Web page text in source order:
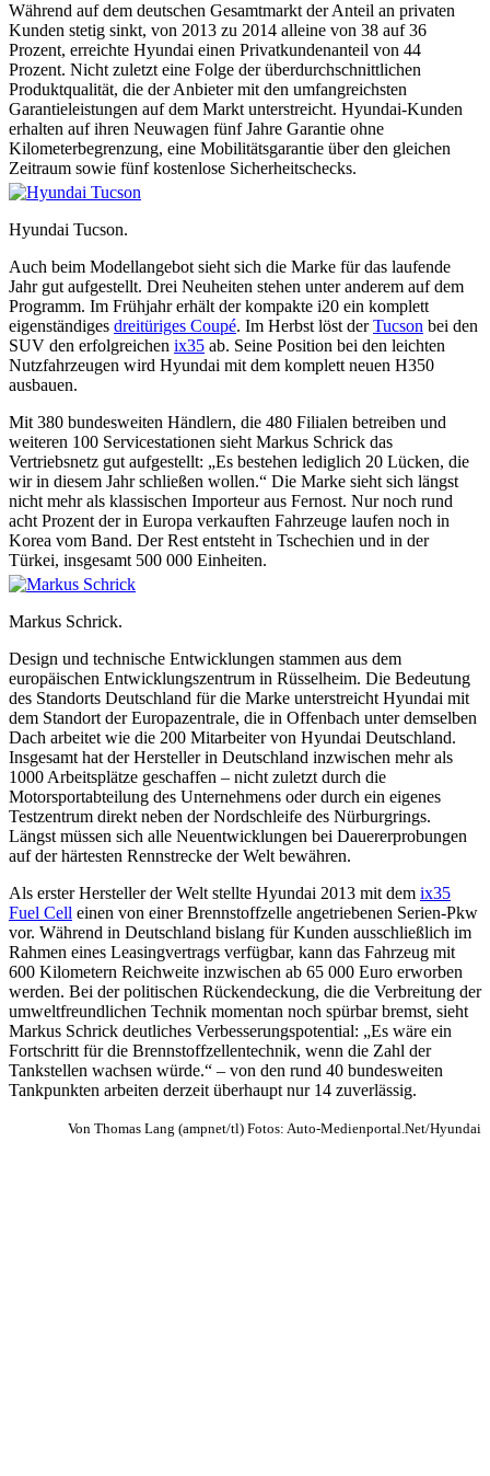
Während auf dem deutschen Gesamtmarkt der Anteil an privaten
Kunden stetig sinkt, von 2013 zu 2014 alleine von 38 auf 36
Prozent, erreichte Hyundai einen Privatkundenanteil von 44
Prozent. Nicht zuletzt eine Folge der überdurchschnittlichen
Produktqualität, die der Anbieter mit den umfangreichsten
Garantieleistungen auf dem Markt unterstreicht. Hyundai-Kunden
erhalten auf ihren Neuwagen fünf Jahre Garantie ohne
Kilometerbegrenzung, eine Mobilitätsgarantie über den gleichen
Zeitraum sowie fünf kostenlose Sicherheitschecks.
Hyundai Tucson.
Auch beim Modellangebot sieht sich die Marke für das laufende
Jahr gut aufgestellt. Drei Neuheiten stehen unter anderem auf dem
Programm. Im Frühjahr erhält der kompakte i20 ein komplett
eigenständiges dreitüriges Coupé. Im Herbst löst derTucson bei den
SUV den erfolgreichen ix35 ab. Seine Position bei den leichten
Nutzfahrzeugen wird Hyundai mit dem komplett neuen H350
ausbauen.
Mit 380 bundesweiten Händlern, die 480 Filialen betreiben und
weiteren 100 Servicestationen sieht Markus Schrick das
Vertriebsnetz gut aufgestellt: „Es bestehen lediglich 20 Lücken, die
wir in diesem Jahr schließen wollen.“ Die Marke sieht sich längst
nicht mehr als klassischen Importeur aus Fernost. Nur noch rund
acht Prozent der in Europa verkauften Fahrzeuge laufen noch in
Korea vom Band. Der Rest entsteht in Tschechien und in der
Türkei, insgesamt 500 000 Einheiten.
Markus Schrick.
Design und technische Entwicklungen stammen aus dem
europäischen Entwicklungszentrum in Rüsselheim. Die Bedeutung
des Standorts Deutschland für die Marke unterstreicht Hyundai mit
dem Standort der Europazentrale, die in Offenbach unter demselben
Dach arbeitet wie die 200 Mitarbeiter von Hyundai Deutschland.
Insgesamt hat der Hersteller in Deutschland inzwischen mehr als
1000 Arbeitsplätze geschaffen – nicht zuletzt durch die
Motorsportabteilung des Unternehmens oder durch ein eigenes
Testzentrum direkt neben der Nordschleife des Nürburgrings.
Längst müssen sich alle Neuentwicklungen bei Dauererprobungen
auf der härtesten Rennstrecke der Welt bewähren.
Als erster Hersteller der Welt stellte Hyundai 2013 mit dem ix35
Fuel Cell einen von einer Brennstoffzelle angetriebenen Serien-Pkw
vor. Während in Deutschland bislang für Kunden ausschließlich im
Rahmen eines Leasingvertrags verfügbar, kann das Fahrzeug mit
600 Kilometern Reichweite inzwischen ab 65 000 Euro erworben
werden. Bei der politischen Rückendeckung, die die Verbreitung der
umweltfreundlichen Technik momentan noch spürbar bremst, sieht
Markus Schrick deutliches Verbesserungspotential: „Es wäre ein
Fortschritt für die Brennstoffzellentechnik, wenn die Zahl der
Tankstellen wachsen würde.“ – von den rund 40 bundesweiten
Tankpunkten arbeiten derzeit überhaupt nur 14 zuverlässig.
Von Thomas Lang (ampnet/tl) Fotos: Auto-Medienportal.Net/Hyundai